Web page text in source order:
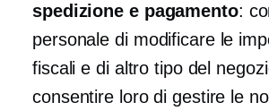
spedizione e pagamento:
personale di modificare le
fiscali e di altro tipo del
consentire loro di gestire le